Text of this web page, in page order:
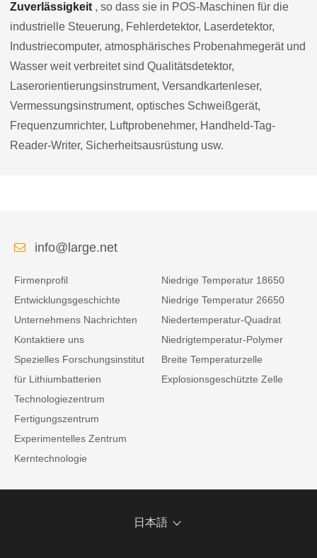
Zuverlässigkeit , so dass sie in POS-Maschinen für die
industrielle Steuerung, Fehlerdetektor, Laserdetektor,
Industriecomputer, atmosphärisches Probenahmegerät und
Wasser weit verbreitet sind Qualitätsdetektor,
Laserorientierungsinstrument, Versandkartenleser,
Vermessungsinstrument, optisches Schweißgerät,
Frequenzumrichter, Luftprobenehmer, Handheld-Tag-
Reader-Writer, Sicherheitsausrüstung usw.
info@large.net
Firmenprofil
Entwicklungsgeschichte
Unternehmens Nachrichten
Kontaktiere uns
Spezielles Forschungsinstitut
für Lithiumbatterien
Technologiezentrum
Fertigungszentrum
Experimentelles Zentrum
Kerntechnologie
Niedrige Temperatur 18650
Niedrige Temperatur 26650
Niedertemperatur-Quadrat
Niedrigtemperatur-Polymer
Breite Temperaturzelle
Explosionsgeschützte Zelle
日本語